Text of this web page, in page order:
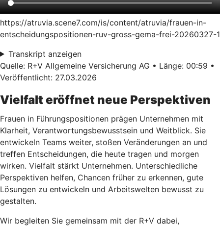
https://atruvia.scene7.com/is/content/atruvia/frauen-in-
entscheidungspositionen-ruv-gross-gema-frei-20260327-1
Transkript anzeigen
Quelle: R+V Allgemeine Versicherung AG • Länge: 00:59 •
Veröffentlicht: 27.03.2026
Vielfalt eröffnet neue Perspektiven
Frauen in Führungspositionen prägen Unternehmen mit
Klarheit, Verantwortungsbewusstsein und Weitblick. Sie
entwickeln Teams weiter, stoßen Veränderungen an und
treffen Entscheidungen, die heute tragen und morgen
wirken. Vielfalt stärkt Unternehmen. Unterschiedliche
Perspektiven helfen, Chancen früher zu erkennen, gute
Lösungen zu entwickeln und Arbeitswelten bewusst zu
gestalten.
Wir begleiten Sie gemeinsam mit der R+V dabei,